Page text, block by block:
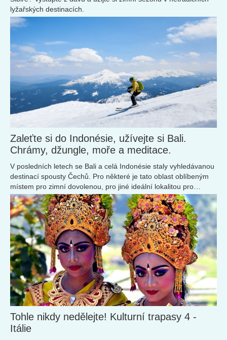
lyžařských destinacích.
Zaleťte si do Indonésie, užívejte si Bali.
Chrámy, džungle, moře a meditace.
V posledních letech se Bali a celá Indonésie staly vyhledávanou
destinací spousty Čechů. Pro některé je tato oblast oblíbeným
místem pro zimní dovolenou, pro jiné ideální lokalitou pro
digitální nomádství ...
Tohle nikdy nedělejte! Kulturní trapasy 4 -
Itálie